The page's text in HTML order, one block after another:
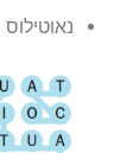
נאוטילוס